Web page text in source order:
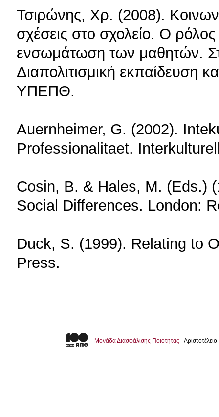
Τσιρώνης, Χρ. (2008).
σχέσεις στο σχολείο. Ο
ενσωμάτωση των μαθητών.
Διαπολιτισμική εκπαίδευση
ΥΠΕΠΘ.
Auernheimer, G. (2002).
Professionalitaet.
Cosin, B. & Hales, M. (Eds.)
Social Differences. London:
Duck, S. (1999). Relating to
Press.
Μονάδα Διασφάλισης Ποιότητας -